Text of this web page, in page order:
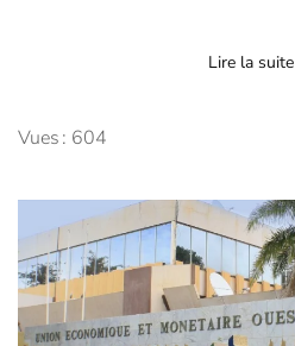
Lire la suite
Vues : 604